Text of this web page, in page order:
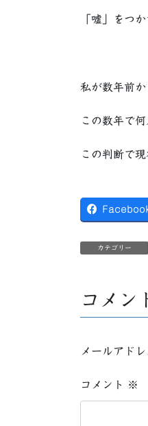
「嘘」をつ
私が数年前
この数年で
この判断で
カテゴリー
コメン
メールアド
コメント ※